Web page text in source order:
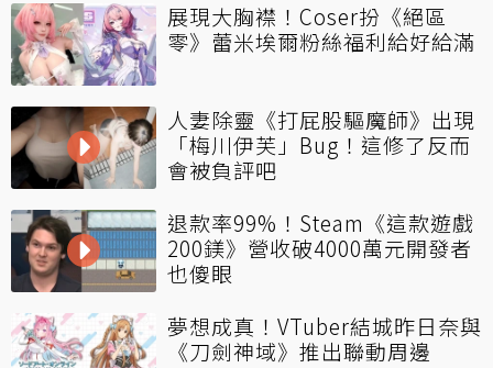
展現大胸襟！Coser扮《絕區
零》蕾米埃爾粉絲福利給好給滿
人妻除靈《打屁股驅魔師》出現
「梅川伊芙」Bug！這修了反而
會被負評吧
退款率99%！Steam《這款遊戲
200鎂》營收破4000萬元開發者
也傻眼
夢想成真！VTuber結城昨日奈與
《刀劍神域》推出聯動周邊